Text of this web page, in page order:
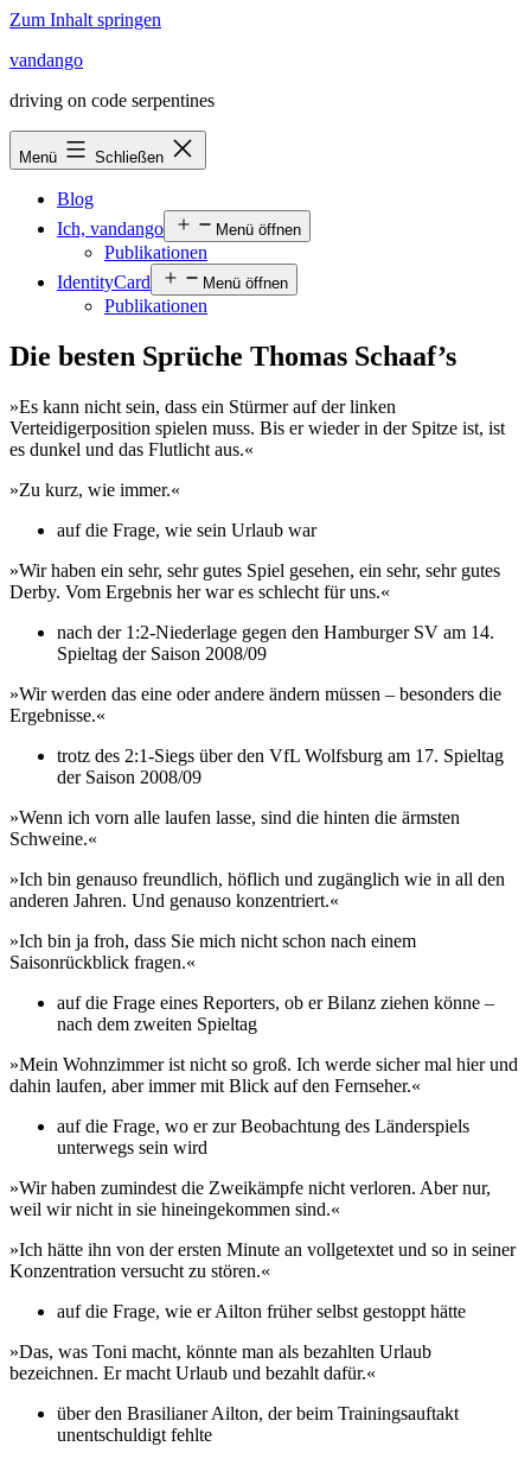
Zum Inhalt springen
vandango
driving on code serpentines
Menü Schließen
Blog
Ich, vandango
Menü öffnen
Publikationen
IdentityCard
Menü öffnen
Publikationen
Die besten Sprüche Thomas Schaaf’s
»Es kann nicht sein, dass ein Stürmer auf der linken
Verteidigerposition spielen muss. Bis er wieder in der Spitze ist, ist
es dunkel und das Flutlicht aus.«
»Zu kurz, wie immer.«
auf die Frage, wie sein Urlaub war
»Wir haben ein sehr, sehr gutes Spiel gesehen, ein sehr, sehr gutes
Derby. Vom Ergebnis her war es schlecht für uns.«
nach der 1:2-Niederlage gegen den Hamburger SV am 14.
Spieltag der Saison 2008/09
»Wir werden das eine oder andere ändern müssen – besonders die
Ergebnisse.«
trotz des 2:1-Siegs über den VfL Wolfsburg am 17. Spieltag
der Saison 2008/09
»Wenn ich vorn alle laufen lasse, sind die hinten die ärmsten
Schweine.«
»Ich bin genauso freundlich, höflich und zugänglich wie in all den
anderen Jahren. Und genauso konzentriert.«
»Ich bin ja froh, dass Sie mich nicht schon nach einem
Saisonrückblick fragen.«
auf die Frage eines Reporters, ob er Bilanz ziehen könne –
nach dem zweiten Spieltag
»Mein Wohnzimmer ist nicht so groß. Ich werde sicher mal hier und
dahin laufen, aber immer mit Blick auf den Fernseher.«
auf die Frage, wo er zur Beobachtung des Länderspiels
unterwegs sein wird
»Wir haben zumindest die Zweikämpfe nicht verloren. Aber nur,
weil wir nicht in sie hineingekommen sind.«
»Ich hätte ihn von der ersten Minute an vollgetextet und so in seiner
Konzentration versucht zu stören.«
auf die Frage, wie er Ailton früher selbst gestoppt hätte
»Das, was Toni macht, könnte man als bezahlten Urlaub
bezeichnen. Er macht Urlaub und bezahlt dafür.«
über den Brasilianer Ailton, der beim Trainingsauftakt
unentschuldigt fehlte